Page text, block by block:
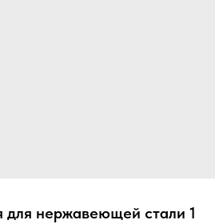
для нержавеющей стали 1